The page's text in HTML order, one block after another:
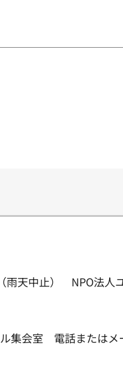
天中止） NPO法人
会室 電話またはメ